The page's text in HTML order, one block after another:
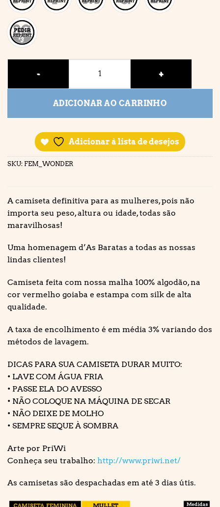
ADICIONAR AO CARRINHO
Adicionar à lista de desejos
SKU: FEM_WONDER
A camiseta definitiva para as mulheres, pois não
importa seu peso, altura ou idade, todas são
maravilhosas!
Uma homenagem d’As Baratas a todas as nossas
lindas clientes!
Camiseta feita com nossa malha 100% algodão, na
cor vermelho goiaba e estampa com silk de alta
qualidade.
A taxa de encolhimento é em média 3% variando dos
métodos de lavagem.
DICAS PARA SUA CAMISETA DURAR MUITO:
• LAVE COM ÁGUA FRIA
• PASSE ELA DO AVESSO
• NÃO COLOQUE NA MÁQUINA DE SECAR
• NÃO DEIXE DE MOLHO
• SEMPRE SEQUE À SOMBRA
Arte por PriWi
Conheça seu trabalho: http://www.priwi.net/
As camisetas são despachadas em até 3 dias útis.